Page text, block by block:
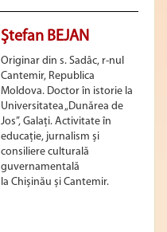
Ștefan BEJAN
Originar din s. Sadâc, r-nul
Cantemir, Republica
Moldova. Doctor în istorie la
Universitatea „Dunărea de
Jos”, Galați. Activitate în
educație, jurnalism și
consiliere culturală
guvernamentală
la Chișinău și Cantemir.